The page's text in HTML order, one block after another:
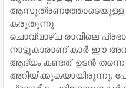
ആസൂത്രണത്തോടെയുള്ള
കരുതുന്നു.
​ചൊവ്വാഴ്ച രാവിലെ
നാട്ടുകാരാണ് കാർ ഈ
ആദ്യം കണ്ടത്. ഉടൻ തന്നെ
അറിയിക്കുകയായിരുന്നു.